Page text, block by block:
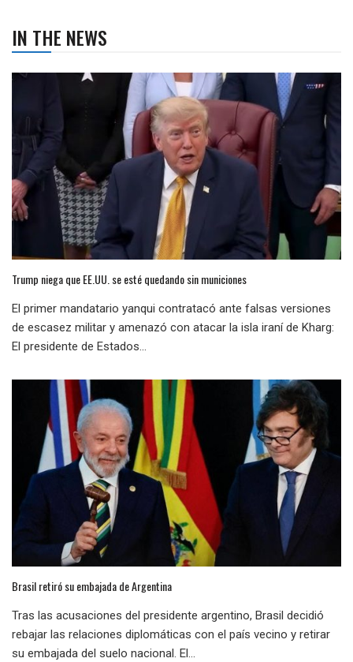
IN THE NEWS
Trump niega que EE.UU. se esté quedando sin municiones
El primer mandatario yanqui contratacó ante falsas versiones
de escasez militar y amenazó con atacar la isla iraní de Kharg:
El presidente de Estados...
Brasil retiró su embajada de Argentina
Tras las acusaciones del presidente argentino, Brasil decidió
rebajar las relaciones diplomáticas con el país vecino y retirar
su embajada del suelo nacional. El...